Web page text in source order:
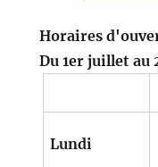
Horaires
Du 1er juillet au
Lundi